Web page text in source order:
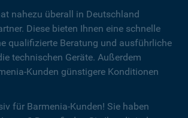
nahezu überall in Deutschland
Diese bieten Ihnen eine schnelle
qualifizierte Beratung und ausführliche
technischen Geräte. Außerdem
Kunden günstigere Konditionen
für Barmenia-Kunden! Sie haben